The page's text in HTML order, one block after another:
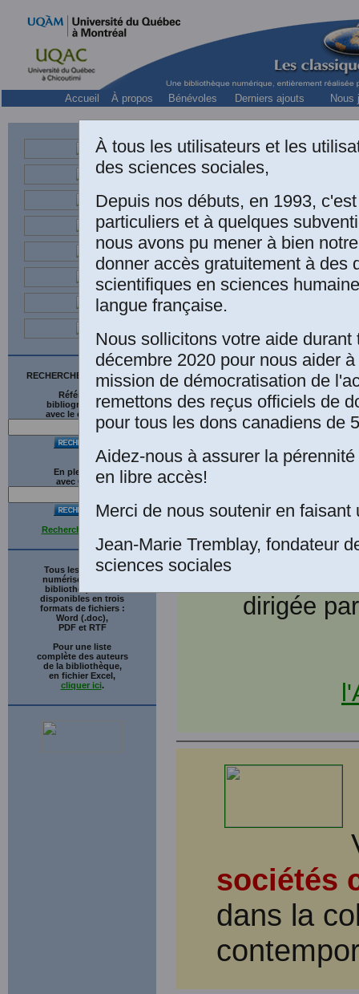
Accueil À propos Bénévoles Derniers ajouts Nous
RECHERCHE SUR LE SITE
Références
bibliographiques
avec le catalogue
En plein texte
avec G gle
Recherche avancée
Tous les ouvrages
numérisés de cette
bibliothèque sont
disponibles en trois
formats de fichiers :
Word (.doc),
PDF et RTF
Pour une liste
complète des auteurs
de la bibliothèque,
en fichier Excel,
cliquer ici.
Revue
Revue
l’Église
Haïti au
mensuelle
1894, et
(nov.),
dirigée
sociétés
dans la
À tous les utilisateurs et les
des sciences sociales,
Depuis nos débuts, en 1993,
particuliers et à quelques
nous avons pu mener à bien
donner accès gratuitement à des
scientifiques en sciences
langue française.
Nous sollicitons votre aide durant
décembre 2020 pour nous aider
mission de démocratisation de
remettons des reçus officiels de
pour tous les dons canadiens de
Aidez-nous à assurer la
en libre accès!
Merci de nous soutenir en faisant
Jean-Marie Tremblay, fondateur
sciences sociales